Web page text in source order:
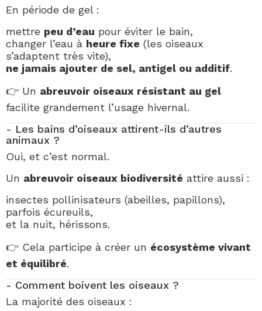
En période de gel :
mettre peu d’eau pour éviter le bain,
changer l’eau à heure fixe (les oiseaux
s’adaptent très vite),
ne jamais ajouter de sel, antigel ou additif.
👉 Un abreuvoir oiseaux résistant au gel
facilite grandement l’usage hivernal.
- Les bains d’oiseaux attirent-ils d’autres
animaux ?
Oui, et c’est normal.
Un abreuvoir oiseaux biodiversité attire aussi :
insectes pollinisateurs (abeilles, papillons),
parfois écureuils,
et la nuit, hérissons.
👉 Cela participe à créer un écosystème vivant
et équilibré.
- Comment boivent les oiseaux ?
La majorité des oiseaux :